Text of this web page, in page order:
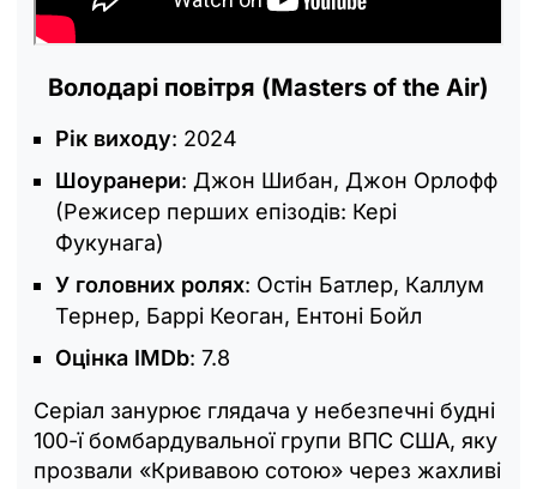
Володарі повітря (Masters of the Air)
Рік виходу: 2024
Шоуранери: Джон Шибан, Джон Орлофф
(Режисер перших епізодів: Кері
Фукунага)
У головних ролях: Остін Батлер, Каллум
Тернер, Баррі Кеоган, Ентоні Бойл
Оцінка IMDb: 7.8
Серіал занурює глядача у небезпечні будні
100-ї бомбардувальної групи ВПС США, яку
прозвали «Кривавою сотою» через жахливі